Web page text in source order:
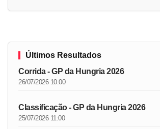
Últimos Resultados
Corrida - GP da Hungria 2026
26/07/2026 10:00
Classificação - GP da Hungria 2026
25/07/2026 11:00